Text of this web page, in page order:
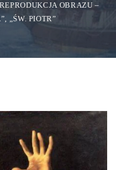
REPRODUKCJA OBRAZU –
„ŚW. PIOTR”